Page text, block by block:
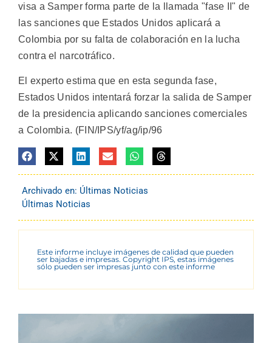
visa a Samper forma parte de la llamada "fase II" de
las sanciones que Estados Unidos aplicará a
Colombia por su falta de colaboración en la lucha
contra el narcotráfico.
El experto estima que en esta segunda fase,
Estados Unidos intentará forzar la salida de Samper
de la presidencia aplicando sanciones comerciales
a Colombia. (FIN/IPS/yf/ag/ip/96
Archivado en: Últimas Noticias
Últimas Noticias
Este informe incluye imágenes de calidad que pueden
ser bajadas e impresas. Copyright IPS, estas imágenes
sólo pueden ser impresas junto con este informe